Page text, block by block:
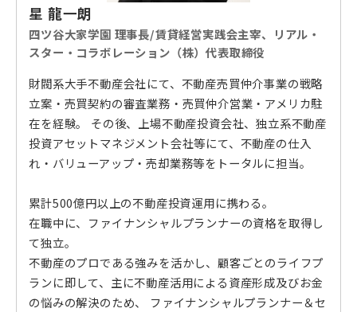
星 龍一朗
四ツ谷大家学園 理事長/賃貸経営実践会主宰、リアル・
スター・コラボレーション（株）代表取締役
財閥系大手不動産会社にて、不動産売買仲介事業の戦略
立案・売買契約の審査業務・売買仲介営業・アメリカ駐
在を経験。 その後、上場不動産投資会社、独立系不動産
投資アセットマネジメント会社等にて、不動産の仕入
れ・バリューアップ・売却業務等をトータルに担当。
累計500億円以上の不動産投資運用に携わる。
在職中に、ファイナンシャルプランナーの資格を取得し
て独立。
不動産のプロである強みを活かし、顧客ごとのライフプ
ランに即して、主に不動産活用による資産形成及びお金
の悩みの解決のため、 ファイナンシャルプランナー＆セ